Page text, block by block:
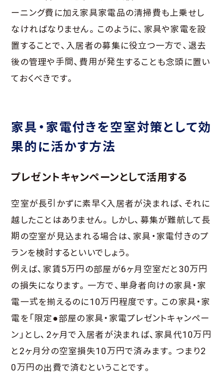
ーニング費に加え家具家電品の清掃費も上乗せし
なければなりません。このように、家具や家電を設
置することで、入居者の募集に役立つ一方で、退去
後の管理や手間、費用が発生することも念頭に置い
ておくべきです。
家具・家電付きを空室対策として効
果的に活かす方法
プレゼントキャンペーンとして活用する
空室が長引かずに素早く入居者が決まれば、それに
越したことはありません。しかし、募集が難航して長
期の空室が見込まれる場合は、家具・家電付きのプ
ランを検討するといいでしょう。
例えば、家賃5万円の部屋が6ヶ月空室だと30万円
の損失になります。一方で、単身者向けの家具・家
電一式を揃えるのに10万円程度です。この家具・家
電を「限定●部屋の家具・家電プレゼントキャンペー
ン」とし、2ヶ月で入居者が決まれば、家具代10万円
と2ヶ月分の空室損失10万円で済みます。つまり2
0万円の出費で済むということです。